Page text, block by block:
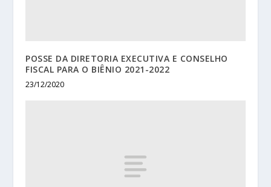
POSSE DA DIRETORIA EXECUTIVA E CONSELHO
FISCAL PARA O BIÊNIO 2021-2022
23/12/2020